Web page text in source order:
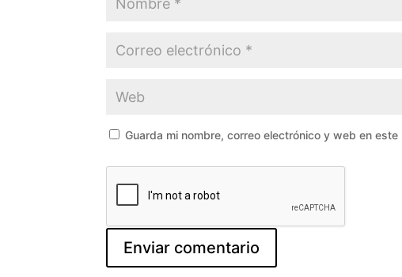
Guarda mi nombre, correo electrónico y web en